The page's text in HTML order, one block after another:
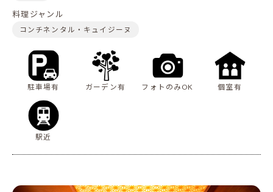
料理ジャンル
コンチネンタル・キュイジーヌ
駐車場有 ガーデン有 フォトのみOK 個室有
駅近